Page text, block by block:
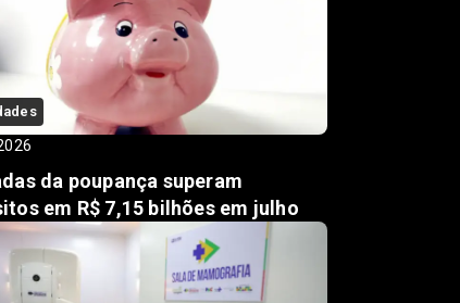
da poupança superam
em R$ 7,15 bilhões em julho